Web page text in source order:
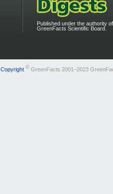
Published under the authority
GreenFacts Scientific Board.
Copyright © GreenFacts 2001–2023